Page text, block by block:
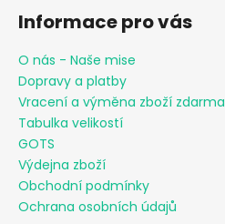
Informace pro vás
O nás - Naše mise
Dopravy a platby
Vracení a výměna zboží zdarma
Tabulka velikostí
GOTS
Výdejna zboží
Obchodní podmínky
Ochrana osobních údajů